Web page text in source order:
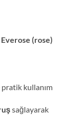
(rose)
pratik kullanım
sağlayarak